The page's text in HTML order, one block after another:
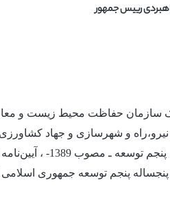
رییس جمهور
1392بنا به پیشنهاد مشترک سازمان حفاظت محیط زیست و
و شهرسازی و جهاد کشاورزی
بند(الف)ماده(191) قانون برنامه پنجساله پنجم توسعه جمهوری